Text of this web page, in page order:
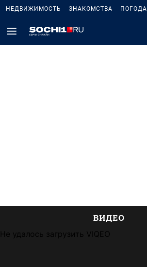
НЕДВИЖИМОСТЬ ЗНАКОМСТВА ПОГОДА
ВИДЕО
Не удалось загрузить VIQEO